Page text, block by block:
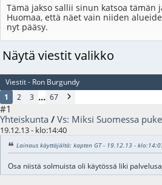
Tämä jakso sallii sinun katsoa tämän
Huomaa, että näet vain niiden
nyt pääsy.
Näytä viestit valikko
Viestit - Ron Burgundy
1
2 3 ... 67
#1
Yhteiskunta / Vs: Miksi Suomessa
19.12.13 - klo:14:40
Lainaus käyttäjältä: kapten GT - 19.12.13 -
Osa niistä solmuista oli käytössä liki